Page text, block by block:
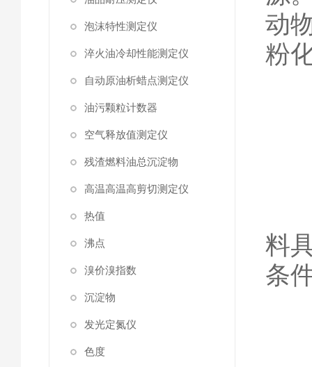
泡沫特性测定仪
淬火油冷却性能测定仪
自动原油析蜡点测定仪
油污颗粒计数器
空气释放值测定仪
残渣燃料油总沉淀物
高温高温高剪切测定仪
热值
沸点
溴价溴指数
沉淀物
发光定氮仪
色度
动
粉
料
条